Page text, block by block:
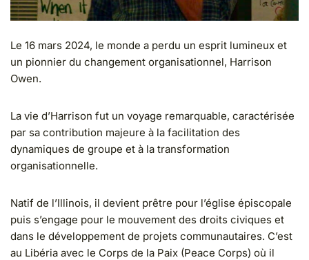
Le 16 mars 2024, le monde a perdu un esprit lumineux et
un pionnier du changement organisationnel, Harrison
Owen.
La vie d’Harrison fut un voyage remarquable, caractérisée
par sa contribution majeure à la facilitation des
dynamiques de groupe et à la transformation
organisationnelle.
Natif de l’Illinois, il devient prêtre pour l’église épiscopale
puis s’engage pour le mouvement des droits civiques et
dans le développement de projets communautaires. C’est
au Libéria avec le Corps de la Paix (Peace Corps) où il